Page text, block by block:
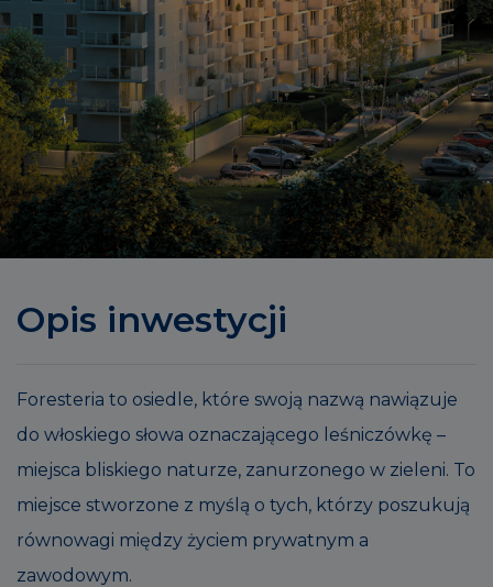
Opis inwestycji
Foresteria to osiedle, które swoją nazwą nawiązuje
do włoskiego słowa oznaczającego leśniczówkę –
miejsca bliskiego naturze, zanurzonego w zieleni. To
miejsce stworzone z myślą o tych, którzy poszukują
równowagi między życiem prywatnym a
zawodowym.